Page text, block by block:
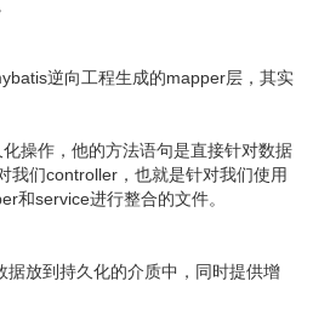
逆向工程生成的mapper层，其实
操作，他的方法语句是直接针对数据
我们controller，也就是针对我们使用
和service进行整合的文件。
据放到持久化的介质中，同时提供增